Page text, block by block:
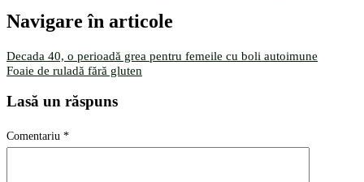
Navigare în articole
Decada 40, o perioadă grea pentru femeile cu boli autoimune
Foaie de ruladă fără gluten
Lasă un răspuns
Comentariu *